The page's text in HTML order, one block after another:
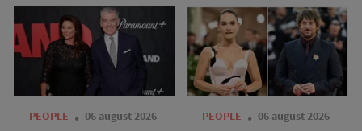
— PEOPLE 06 august 2026 — PEOPLE 06 august 2026